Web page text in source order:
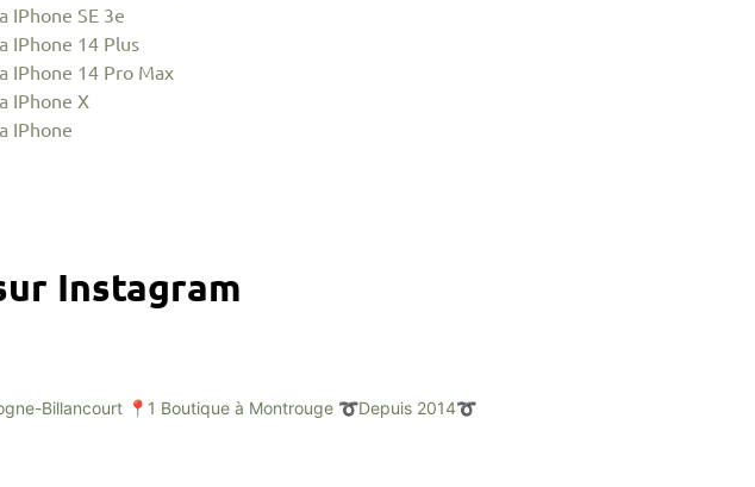
IPhone SE 3e
IPhone 14 Plus
IPhone 14 Pro Max
IPhone X
IPhone
Instagram
Billancourt 📍1 Boutique à Montrouge ➰Depuis 2014➰